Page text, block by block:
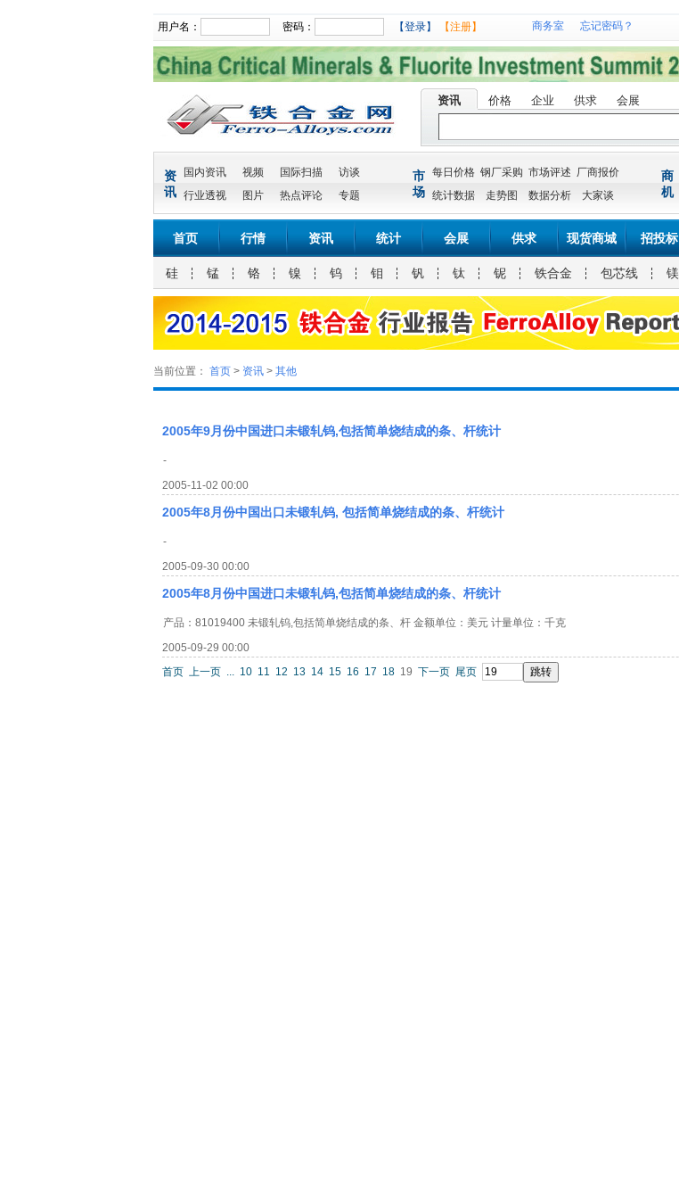
用户名： 密码： 【登录】 【注册】 商务室 忘记密码？
资讯 价格 企业 供求 会展
资
讯
国内资讯 视频 国际扫描
访谈
行业透视
图片 热点评论 专题
市
场
每日价格 钢厂采购 市场评述 厂商报价
统计数据
走势图 数据分析 大家谈
商
机
首页 行情 资讯 统计 会展 供求 现货商城 招投标
硅 锰 铬 镍 钨 钼 钒 钛 铌 铁合金 包芯线 镁
当前位置： 首页 > 资讯 > 其他
2005年9月份中国进口未锻轧钨,包括简单烧结成的条、杆统计
-
2005-11-02 00:00
2005年8月份中国出口未锻轧钨, 包括简单烧结成的条、杆统计
-
2005-09-30 00:00
2005年8月份中国进口未锻轧钨,包括简单烧结成的条、杆统计
产品：81019400 未锻轧钨,包括简单烧结成的条、杆 金额单位：美元 计量单位：千克
2005-09-29 00:00
首页 上一页 ... 10 11 12 13 14 15 16 17 18 19 下一页 尾页